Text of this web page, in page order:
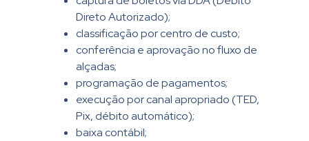
Direto Autorizado);
classificação por centro de custo;
conferência e aprovação no fluxo de
alçadas;
programação de pagamentos;
execução por canal apropriado (TED,
Pix, débito automático);
baixa contábil;